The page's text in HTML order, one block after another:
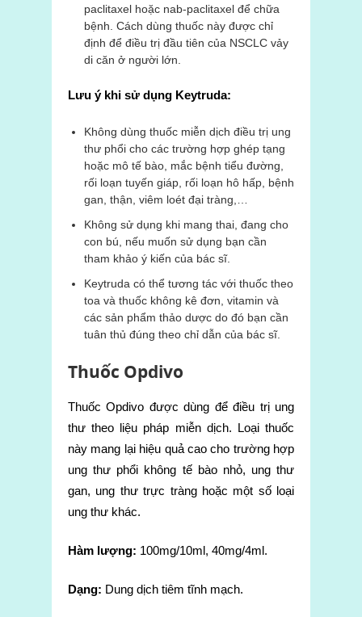
paclitaxel hoặc nab-paclitaxel để chữa
bệnh. Cách dùng thuốc này được chỉ
định để điều trị đầu tiên của NSCLC vảy
di căn ở người lớn.
Lưu ý khi sử dụng Keytruda:
Không dùng thuốc miễn dịch điều trị ung
thư phổi cho các trường hợp ghép tạng
hoặc mô tế bào, mắc bệnh tiểu đường,
rối loạn tuyến giáp, rối loạn hô hấp, bệnh
gan, thận, viêm loét đại tràng,…
Không sử dụng khi mang thai, đang cho
con bú, nếu muốn sử dụng bạn cần
tham khảo ý kiến của bác sĩ.
Keytruda có thể tương tác với thuốc theo
toa và thuốc không kê đơn, vitamin và
các sản phẩm thảo dược do đó bạn cần
tuân thủ đúng theo chỉ dẫn của bác sĩ.
Thuốc Opdivo
Thuốc Opdivo được dùng để điều trị ung
thư theo liệu pháp miễn dịch. Loại thuốc
này mang lại hiệu quả cao cho trường hợp
ung thư phổi không tế bào nhỏ, ung thư
gan, ung thư trực tràng hoặc một số loại
ung thư khác.
Hàm lượng: 100mg/10ml, 40mg/4ml.
Dạng: Dung dịch tiêm tĩnh mạch.